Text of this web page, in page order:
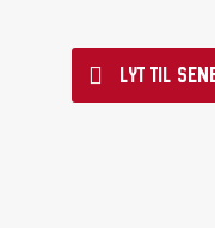
Lyt til